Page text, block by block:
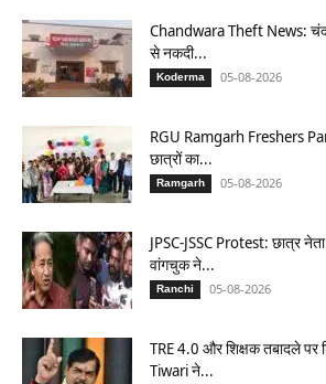
Chandwara Theft News:
से नकदी...
Koderma 05-08-2026
RGU Ramgarh Freshers
छात्रों का...
Ramgarh 05-08-2026
JPSC-JSSC Protest: छात्र
वांगचुक ने...
Ranchi 05-08-2026
TRE 4.0 और शिक्षक तबादले पर
Tiwari ने...